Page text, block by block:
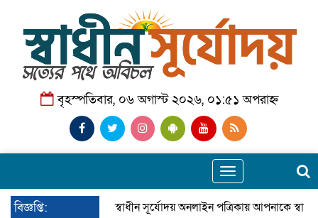
বৃহস্পতিবার, ০৬ অগাস্ট ২০২৬, ০১:৫১ অপরাহ্ন
Toggle
navigation
বিজ্ঞপ্তি: স্বাধীন সূর্যোদয় অনলাইন পত্রিকায় আপনাকে